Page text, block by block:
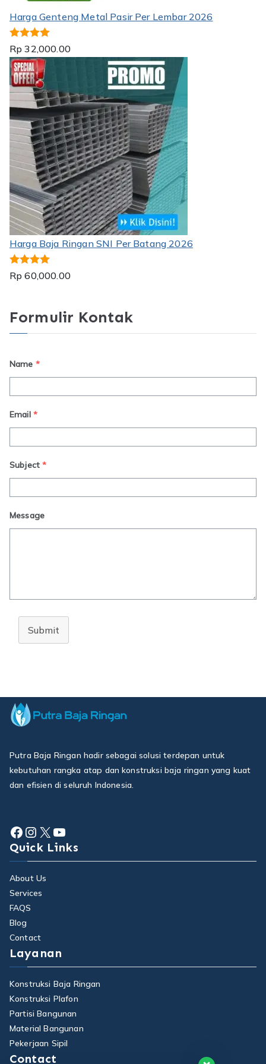
Harga Genteng Metal Pasir Per Lembar 2026
Dinilai 5.00
dari 5
Rp 32,000.00
Harga Baja Ringan SNI Per Batang 2026
Dinilai5.00
Rp 60,000.00
Formulir Kontak
Name *
Email *
Subject *
Message
Submit
Putra Baja Ringan hadir sebagai solusi terdepan untuk
kebutuhan rangka atap dan konstruksi baja ringan yang kuat
dan efisien di seluruh Indonesia.
Facebook
Instagram
X YouTube
Quick Links
About Us
Services
FAQS
Blog
Contact
Layanan
Konstruksi Baja Ringan
Konstruksi Plafon
Partisi Bangunan
Material Bangunan
Pekerjaan Sipil
Contact